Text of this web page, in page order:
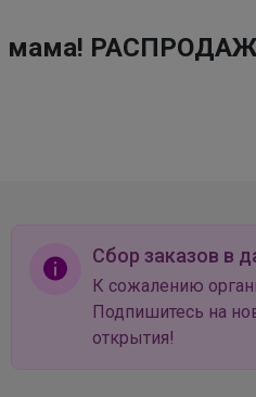
мама!
Сбор заказов в
К сожалению
Подпишитесь на
открытия!